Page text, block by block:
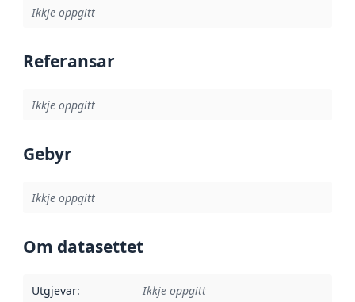
Ikkje oppgitt
Referansar
Ikkje oppgitt
Gebyr
Ikkje oppgitt
Om datasettet
Utgjevar: Ikkje oppgitt